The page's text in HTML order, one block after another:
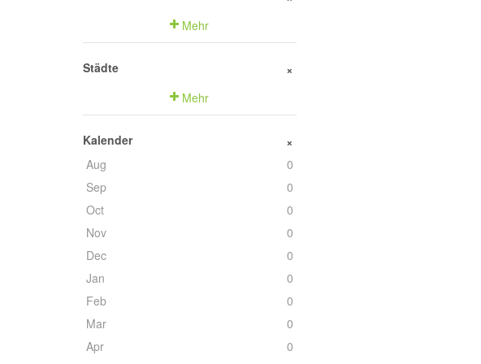
Mehr
Städte +
Mehr
Kalender +
Aug
0
Sep
0
Oct
0
Nov
0
Dec
0
Jan
0
Feb
0
Mar
0
Apr
0